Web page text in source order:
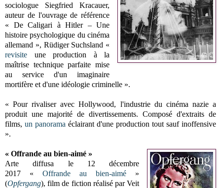
sociologue Siegfried Kracauer,
auteur de l'ouvrage de référence
« De Caligari à Hitler – Une
histoire psychologique du cinéma
allemand », Rüdiger Suchsland «
revisite une production à la
maîtrise technique parfaite mise
au service d'un imaginaire
mortifère et d'une idéologie criminelle ».
« Pour rivaliser avec Hollywood, l'industrie du cinéma nazie a
produit une majorité de divertissements. Composé d'extraits de
films, un panorama éclairant d'une production tout sauf inoffensive
».
« Offrande au bien-aimé »
Arte diffusa le 12 décembre
2017 «Offrande au bien-aimé »
(Opfergang), film de fiction réalisé par Veit